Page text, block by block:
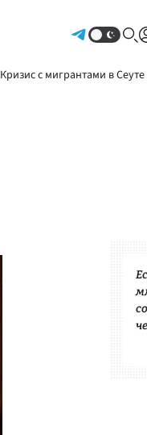
Кризис с мигрантами в Сеуте